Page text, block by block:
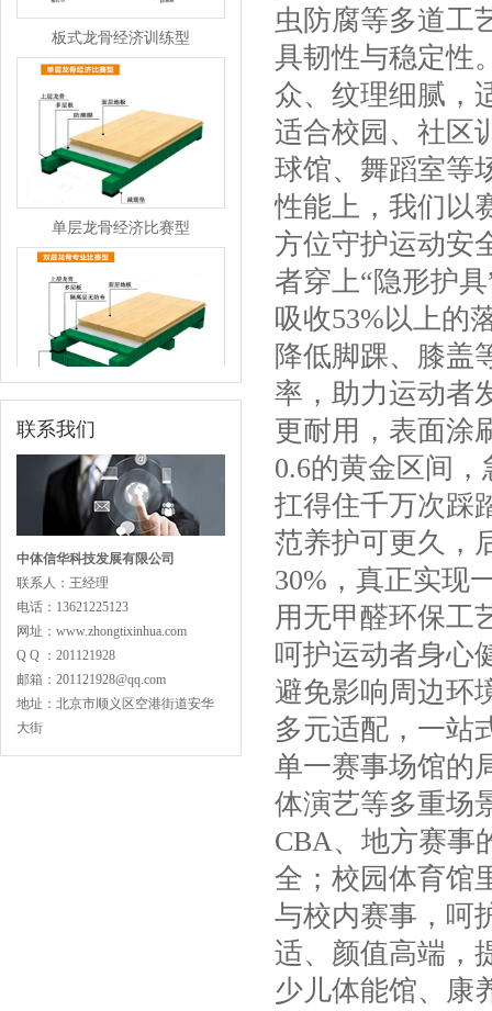
板式龙骨经济训练型
单层龙骨经济比赛型
主副龙骨专业训练型
联系我们
中体信华科技发展有限公司
联系人：王经理
电话：13621225123
网址：www.zhongtixinhua.com
Q Q ：201121928
邮箱：201121928@qq.com
地址：北京市顺义区空港街道安华
大街
虫防腐等多道工
具韧性与稳定性
众、纹理细腻，
适合校园、社区
球馆、舞蹈室等
性能上，我们以
方位守护运动安
者穿上“隐形护
吸收53%以上的
降低脚踝、膝盖
率，助力运动者
更耐用，表面涂
0.6的黄金区间
扛得住千万次踩
范养护可更久，
30%，真正实现
用无甲醛环保工
呵护运动者身心
避免影响周边环
多元适配，一站
单一赛事场馆的
体演艺等多重场
CBA、地方赛事
全；校园体育馆
与校内赛事，呵
适、颜值高端，
少儿体能馆、康